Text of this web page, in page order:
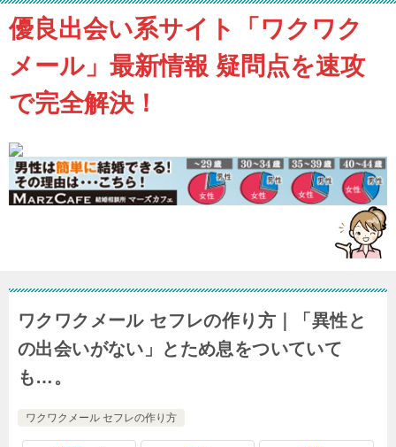
優良出会い系サイト「ワクワク
メール」最新情報 疑問点を速攻
で完全解決！
ワクワクメール セフレの作り方｜「異性と
の出会いがない」とため息をついていて
も…。
ワクワクメール セフレの作り方